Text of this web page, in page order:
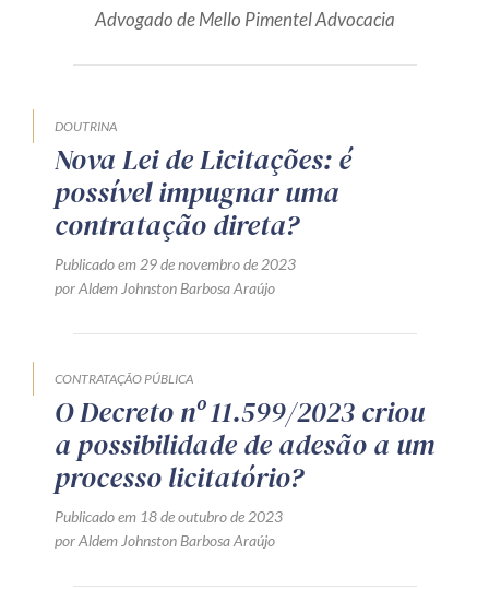
Produtos e serviços
Orientação por Escrito
Mentoria Zênite
Capacitação
Zênite in Company
Diferenciais
Receba por RSS
Advogado de Mello Pimentel Advocacia
DOUTRINA
Nova Lei de Licitações: é
possível impugnar uma
contratação direta?
Publicado em 29 de novembro de 2023
por Aldem Johnston Barbosa Araújo
CONTRATAÇÃO PÚBLICA
O Decreto nº 11.599/2023 criou
a possibilidade de adesão a um
processo licitatório?
Publicado em 18 de outubro de 2023
por Aldem Johnston Barbosa Araújo